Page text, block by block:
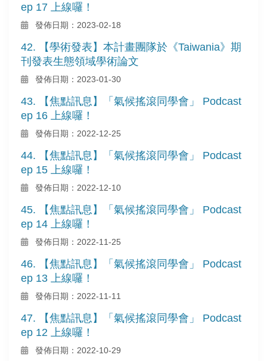
ep 17 上線囉！
發佈日期：2023-02-18
42. 【學術發表】本計畫團隊於《Taiwania》期
刊發表生態領域學術論文
發佈日期：2023-01-30
43. 【焦點訊息】「氣候搖滾同學會」 Podcast
ep 16 上線囉！
發佈日期：2022-12-25
44. 【焦點訊息】「氣候搖滾同學會」 Podcast
ep 15 上線囉！
發佈日期：2022-12-10
45. 【焦點訊息】「氣候搖滾同學會」 Podcast
ep 14 上線囉！
發佈日期：2022-11-25
46. 【焦點訊息】「氣候搖滾同學會」 Podcast
ep 13 上線囉！
發佈日期：2022-11-11
47. 【焦點訊息】「氣候搖滾同學會」 Podcast
ep 12 上線囉！
發佈日期：2022-10-29